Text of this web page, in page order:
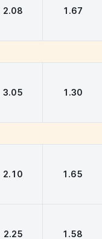
2.08 1.67
3.05 1.30
2.10 1.65
2.25 1.58